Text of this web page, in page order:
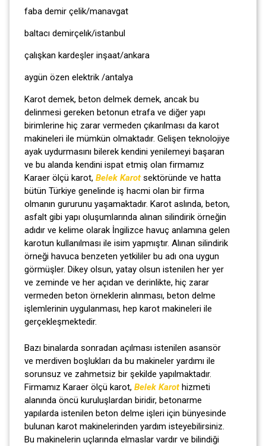
faba demir çelik/manavgat
baltacı demirçelık/istanbul
çalışkan kardeşler inşaat/ankara
aygün özen elektrik /antalya
Karot demek, beton delmek demek, ancak bu
delinmesi gereken betonun etrafa ve diğer yapı
birimlerine hiç zarar vermeden çıkarılması da karot
makineleri ile mümkün olmaktadır. Gelişen teknolojiye
ayak uydurmasını bilerek kendini yenilemeyi başaran
ve bu alanda kendini ispat etmiş olan firmamız
Karaer ölçü karot, Belek Karotsektöründe ve hatta
bütün Türkiye genelinde iş hacmi olan bir firma
olmanın gururunu yaşamaktadır. Karot aslında, beton,
asfalt gibi yapı oluşumlarında alınan silindirik örneğin
adıdır ve kelime olarak İngilizce havuç anlamına gelen
karotun kullanılması ile isim yapmıştır. Alınan silindirik
örneği havuca benzeten yetkililer bu adı ona uygun
görmüşler. Dikey olsun, yatay olsun istenilen her yer
ve zeminde ve her açıdan ve derinlikte, hiç zarar
vermeden beton örneklerin alınması, beton delme
işlemlerinin uygulanması, hep karot makineleri ile
gerçekleşmektedir.
Bazı binalarda sonradan açılması istenilen asansör
ve merdiven boşlukları da bu makineler yardımı ile
sorunsuz ve zahmetsiz bir şekilde yapılmaktadır.
Firmamız Karaer ölçü karot, Belek Karothizmeti
alanında öncü kuruluşlardan biridir, betonarme
yapılarda istenilen beton delme işleri için bünyesinde
bulunan karot makinelerinden yardım isteyebilirsiniz.
Bu makinelerin uçlarında elmaslar vardır ve bilindiği